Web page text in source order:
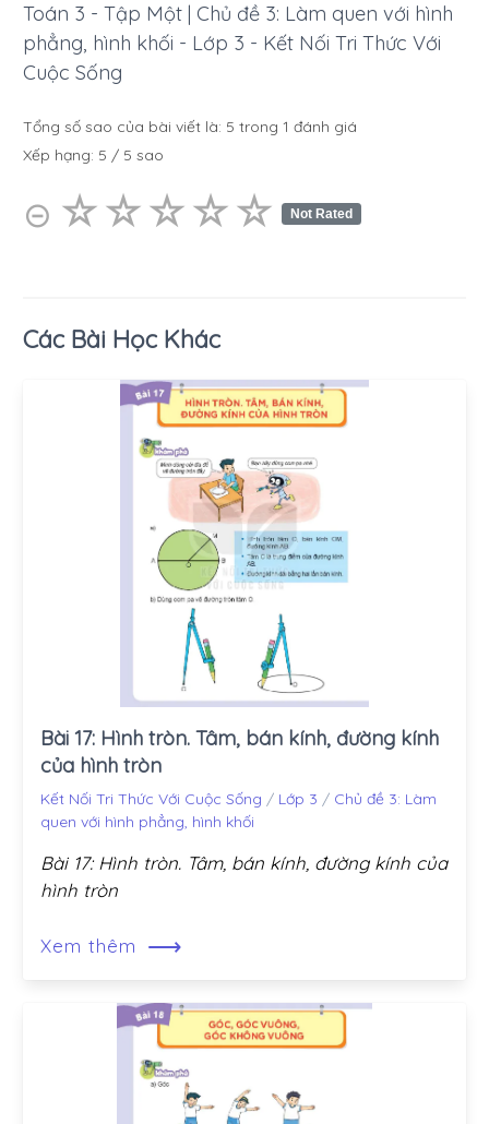
Toán 3 - Tập Một | Chủ đề 3: Làm quen với hình
phẳng, hình khối - Lớp 3 - Kết Nối Tri Thức Với
Cuộc Sống
Tổng số sao của bài viết là: 5 trong 1 đánh giá
Xếp hạng: 5 / 5 sao
⊝ ☆☆☆☆☆
★★★★★ Not Rated
Các Bài Học Khác
Bài 17: Hình tròn. Tâm, bán kính, đường kính
của hình tròn
Kết Nối Tri Thức Với Cuộc Sống / Lớp 3 / Chủ đề 3: Làm
quen với hình phẳng, hình khối
Bài 17: Hình tròn. Tâm, bán kính, đường kính của
hình tròn
Xem thêm ⟶